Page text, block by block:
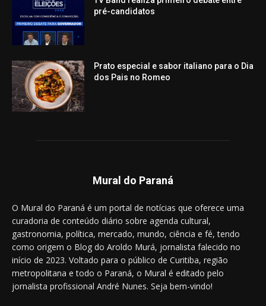
pré-candidatos
Prato especial e sabor italiano para o Dia
dos Pais no Romeo
Mural do Paraná
O Mural do Paraná é um portal de notícias que oferece uma
curadoria de conteúdo diário sobre agenda cultural,
gastronomia, política, mercado, mundo, ciência e fé, tendo
como origem o Blog do Aroldo Murá, jornalista falecido no
início de 2023. Voltado para o público de Curitiba, região
metropolitana e todo o Paraná, o Mural é editado pelo
jornalista profissional André Nunes. Seja bem-vindo!